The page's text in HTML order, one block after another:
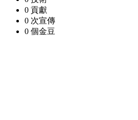
0 貢獻
0 次宣傳
0 個金豆